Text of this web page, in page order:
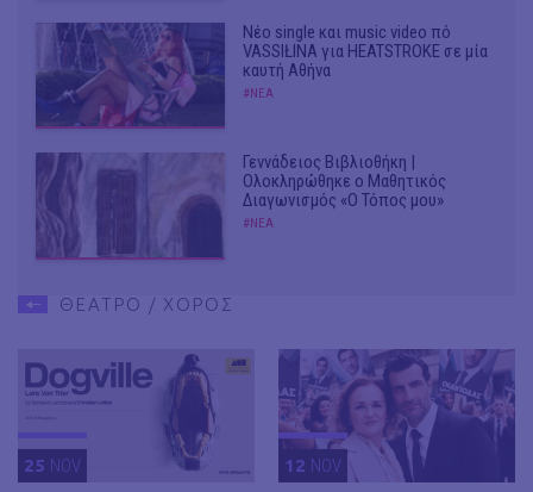
Νέο single και music video πό
VASSIŁINA για HEATSTROKE σε μία
καυτή Αθήνα
#ΝΕΑ
Γεννάδειος Βιβλιοθήκη |
Ολοκληρώθηκε ο Μαθητικός
Διαγωνισμός «Ο Τόπος μου»
#ΝΕΑ
ΘΕΑΤΡΟ / ΧΟΡΟΣ
25 NOV 12 NOV